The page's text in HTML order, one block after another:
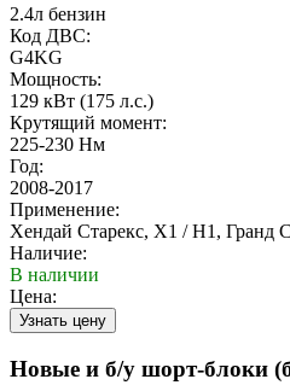
2.4л бензин
Код ДВС:
G4KG
Мощность:
129 кВт (175 л.с.)
Крутящий момент:
225-230 Нм
Год:
2008-2017
Применение:
Хендай Старекс, Х1 / Н1, Гранд
Наличие:
В наличии
Цена:
Новые и б/у шорт-блоки